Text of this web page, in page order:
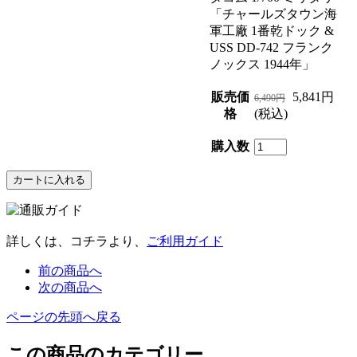
「チャールズタウン海
軍工廠 1番乾ドック &
USS DD-742 フランク
ノックス 1944年」
販売価
格
6,490円
5,841円
(税込)
購入数
詳しくは、コチラより、 ご利用ガイド
前の商品へ
次の商品へ
ページの先頭へ戻る